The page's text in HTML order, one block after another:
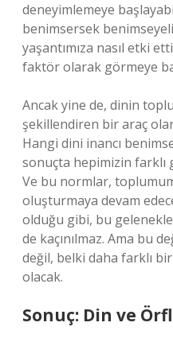
deneyimlemeye
benimsersek
yaşantımıza nasıl etki
faktör olarak görmeye
Ancak yine de, dinin
şekillendiren bir araç
Hangi dini inancı
sonuçta hepimizin farklı
Ve bu normlar,
oluşturmaya devam
olduğu gibi, bu
de kaçınılmaz. Ama bu
değil, belki daha farklı bir
olacak.
Sonuç: Din ve